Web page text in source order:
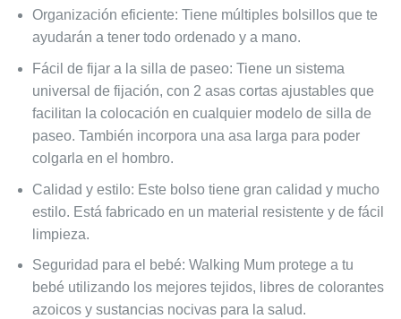
Organización eficiente: Tiene múltiples bolsillos que te
ayudarán a tener todo ordenado y a mano.
Fácil de fijar a la silla de paseo: Tiene un sistema
universal de fijación, con 2 asas cortas ajustables que
facilitan la colocación en cualquier modelo de silla de
paseo. También incorpora una asa larga para poder
colgarla en el hombro.
Calidad y estilo: Este bolso tiene gran calidad y mucho
estilo. Está fabricado en un material resistente y de fácil
limpieza.
Seguridad para el bebé: Walking Mum protege a tu
bebé utilizando los mejores tejidos, libres de colorantes
azoicos y sustancias nocivas para la salud.